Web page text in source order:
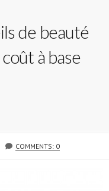
de beauté
à base
COMMENTS: 0